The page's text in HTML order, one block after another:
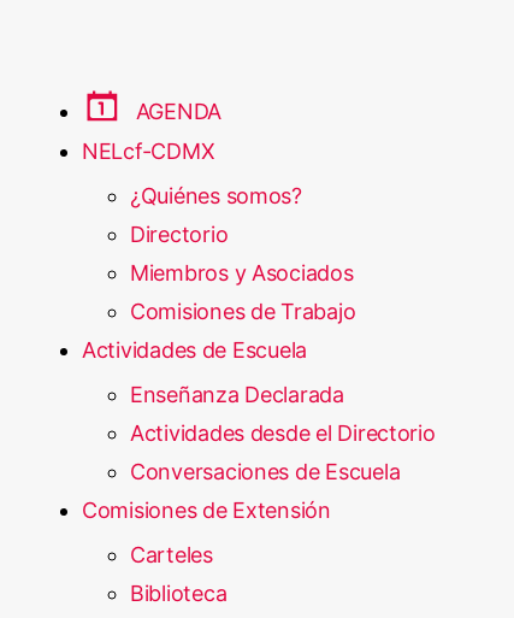
AGENDA
NELcf-CDMX
¿Quiénes somos?
Directorio
Miembros y Asociados
Comisiones de Trabajo
Actividades de Escuela
Enseñanza Declarada
Actividades desde el Directorio
Conversaciones de Escuela
Comisiones de Extensión
Carteles
Biblioteca